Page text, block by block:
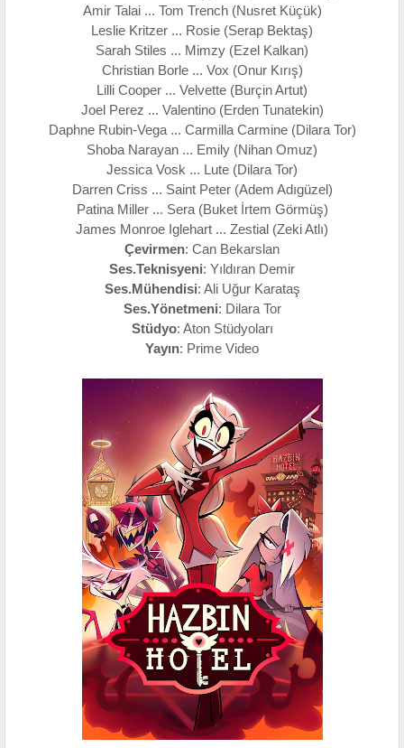
Amir Talai ... Tom Trench (Nusret Küçük)
Leslie Kritzer ... Rosie (Serap Bektaş)
Sarah Stiles ... Mimzy (Ezel Kalkan)
Christian Borle ... Vox (Onur Kırış)
Lilli Cooper ... Velvette (Burçin Artut)
Joel Perez ... Valentino (Erden Tunatekin)
Daphne Rubin-Vega ... Carmilla Carmine (Dilara Tor)
Shoba Narayan ... Emily (Nihan Omuz)
Jessica Vosk ... Lute (Dilara Tor)
Darren Criss ... Saint Peter (Adem Adıgüzel)
Patina Miller ... Sera (Buket İrtem Görmüş)
James Monroe Iglehart ... Zestial (Zeki Atlı)
Çevirmen: Can Bekarslan
Ses.Teknisyeni: Yıldıran Demir
Ses.Mühendisi: Ali Uğur Karataş
Ses.Yönetmeni: Dilara Tor
Stüdyo: Aton Stüdyoları
Yayın: Prime Video